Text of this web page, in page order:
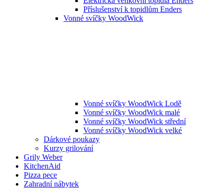
Příslušenství k topidlům Enders
Vonné svíčky WoodWick
Vonné svíčky WoodWick Lodě
Vonné svíčky WoodWick malé
Vonné svíčky WoodWick střední
Vonné svíčky WoodWick velké
Dárkové poukazy
Kurzy grilování
Grily Weber
KitchenAid
Pizza pece
Zahradní nábytek